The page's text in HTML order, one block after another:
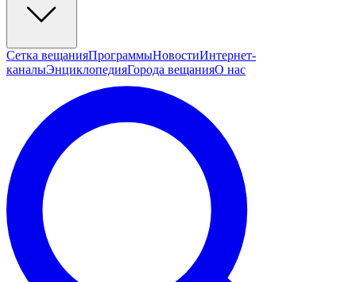
Сетка вещанияПрограммыНовостиИнтернет-
каналыЭнциклопедияГорода вещанияО нас